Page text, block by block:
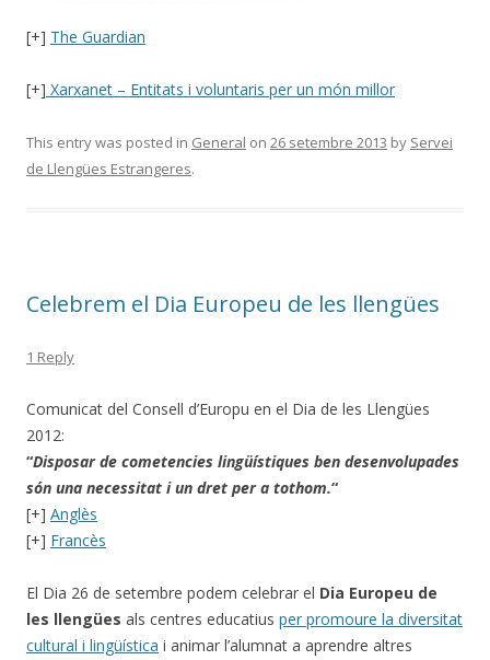
[+] The Guardian
[+] Xarxanet – Entitats i voluntaris per un món millor
This entry was posted in General on 26 setembre 2013 by Servei
de Llengües Estrangeres.
Celebrem el Dia Europeu de les llengües
1 Reply
Comunicat del Consell d’Europu en el Dia de les Llengües
2012:
“Disposar de cometencies lingüístiques ben desenvolupades
són una necessitat i un dret per a tothom.“
[+] Anglès
[+] Francès
El Dia 26 de setembre podem celebrar el Dia Europeu de
les llengües als centres educatius per promoure la diversitat
cultural i lingüística i animar l’alumnat a aprendre altres